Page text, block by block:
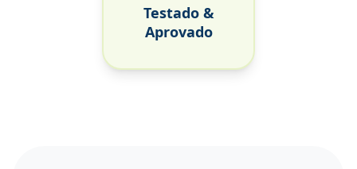
Testado &
Aprovado